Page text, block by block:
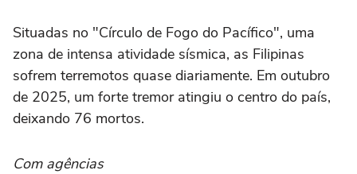
Situadas no "Círculo de Fogo do Pacífico", uma
zona de intensa atividade sísmica, as Filipinas
sofrem terremotos quase diariamente. Em outubro
de 2025, um forte tremor atingiu o centro do país,
deixando 76 mortos.
Com agências